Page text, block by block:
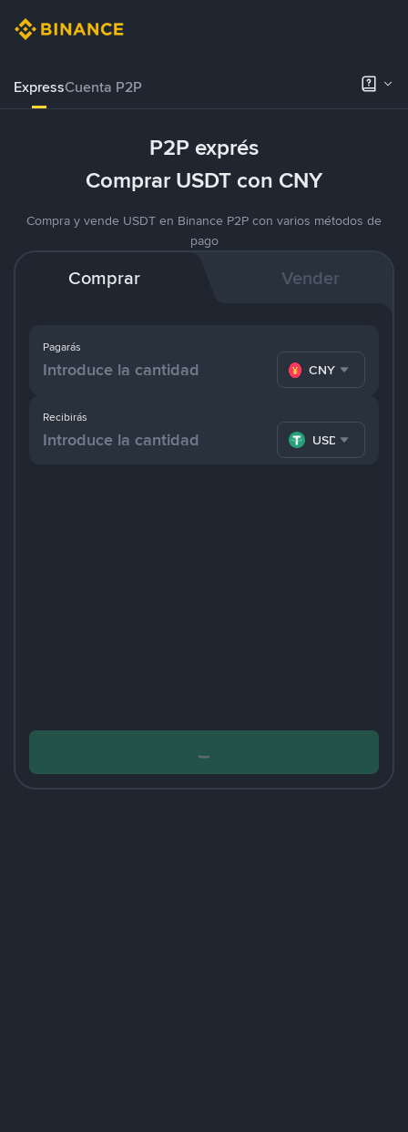
ExpressCuenta P2P
P2P exprés
Comprar USDT con CNY
Compra y vende USDT en Binance P2P con varios métodos de
pago
Comprar Vender
Pagarás
CNY
Recibirás
USDT